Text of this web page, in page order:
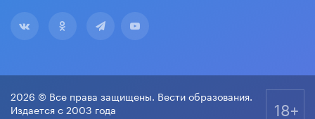
2026 © Все права защищены. Вести образования.
Издается с 2003 года
18+